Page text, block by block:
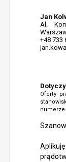
Jan
Al.
+48 733
Oferty
numerze